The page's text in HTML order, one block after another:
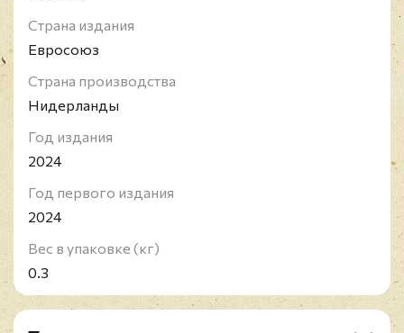
Страна издания
Евросоюз
Страна производства
Нидерланды
Год издания
2024
Год первого издания
2024
Вес в упаковке (кг)
0.3